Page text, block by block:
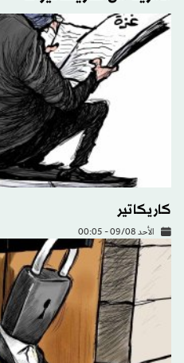
كاريكاتير
الأحد 09/08 - 00:05